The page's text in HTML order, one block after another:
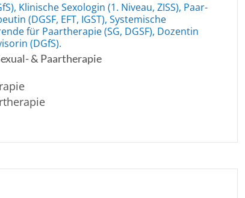
Klinische Sexologin (1. Niveau, ZISS), Paar-
(DGSF, EFT, IGST), Systemische
für Paartherapie (SG, DGSF), Dozentin
(DGfS).
& Paartherapie